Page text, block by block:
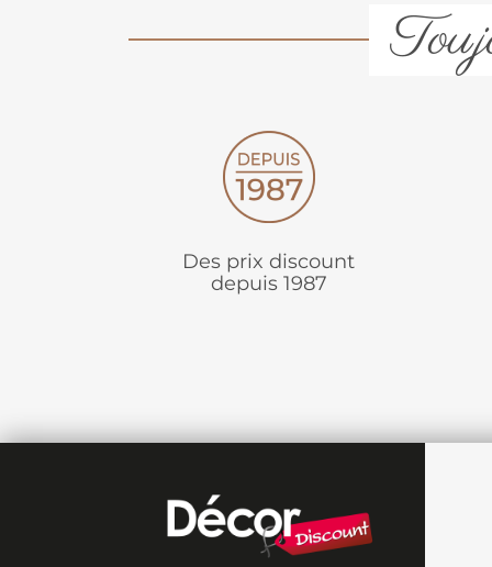
Des prix discount
depuis 1987